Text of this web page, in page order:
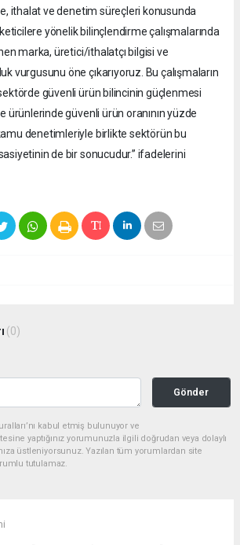
ithalat ve denetim süreçleri konusunda
yönelik bilinçlendirme çalışmalarında
marka, üretici/ithalatçı bilgisi ve
vurgusunu öne çıkarıyoruz. Bu çalışmaların
güvenli ürün bilincinin güçlenmesi
ürünlerinde güvenli ürün oranının yüzde
denetimleriyle birlikte sektörün bu
de bir sonucudur.” ifadelerini
(0)
Gönder
kabul etmiş bulunuyor ve
yaptığınız yorumunuzla ilgili doğrudan veya dolaylı
üstleniyorsunuz. Yazılan tüm yorumlardan site
tutulamaz.